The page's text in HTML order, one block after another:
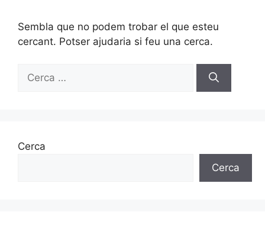
Sembla que no podem trobar el que esteu
cercant. Potser ajudaria si feu una cerca.
Cerca:
Cerca
Cerca